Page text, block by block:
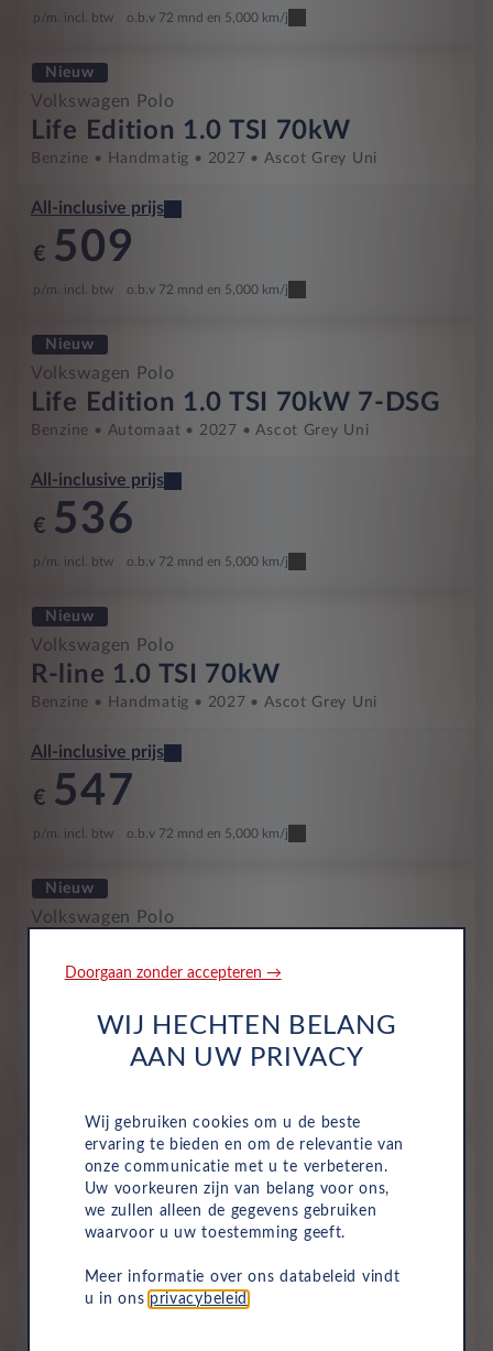
p/m. incl. btw o.b.v 72 mnd en 5,000 km/j
Nieuw
Volkswagen Polo
Life Edition 1.0 TSI 70kW
Benzine Handmatig 2027 Ascot Grey Uni
All-inclusive prijs
€ 509
p/m. incl. btw o.b.v 72 mnd en 5,000 km/j
Nieuw
Volkswagen Polo
Life Edition 1.0 TSI 70kW 7-DSG
Benzine Automaat 2027 Ascot Grey Uni
All-inclusive prijs
€ 536
p/m. incl. btw o.b.v 72 mnd en 5,000 km/j
Nieuw
Volkswagen Polo
R-line 1.0 TSI 70kW
Benzine Handmatig 2027 Ascot Grey Uni
All-inclusive prijs
€ 547
p/m. incl. btw o.b.v 72 mnd en 5,000 km/j
Nieuw
Volkswagen Polo
Benzine Handmatig 2027 Ascot Grey Uni
All-inclusive prijs
561
Nieuw
Volkswagen Polo
R-line 1.0 TSI 70kW 7-DSG
All-inclusive prijs
Doorgaan zonder accepteren →
WIJ HECHTEN BELANG
AAN UW PRIVACY
Wij gebruiken cookies om u de beste
ervaring te bieden en om de relevantie van
onze communicatie met u te verbeteren.
Uw voorkeuren zijn van belang voor ons,
we zullen alleen de gegevens gebruiken
waarvoor u uw toestemming geeft.
Meer informatie over ons databeleid vindt
u in ons privacybeleid